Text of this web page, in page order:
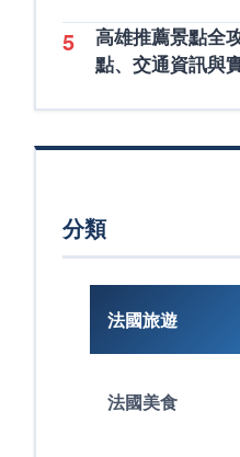
5
高雄推薦景點全
點、交通資訊與
分類
法國旅遊
法國美食